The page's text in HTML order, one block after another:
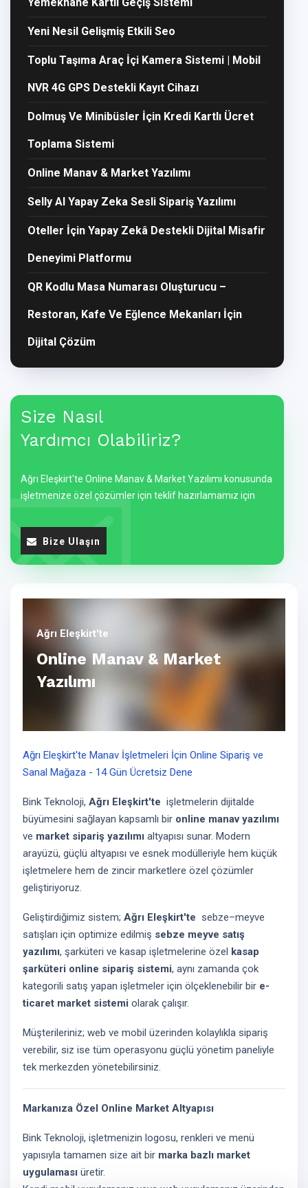
Yeni Nesil Gelişmiş Etkili Seo
Toplu Taşıma Araç İçi Kamera Sistemi | Mobil
NVR 4G GPS Destekli Kayıt Cihazı
Dolmuş Ve Minibüsler İçin Kredi Kartlı Ücret
Toplama Sistemi
Online Manav & Market Yazılımı
Selly AI Yapay Zeka Sesli Sipariş Yazılımı
Oteller İçin Yapay Zekâ Destekli Dijital Misafir
Deneyimi Platformu
QR Kodlu Masa Numarası Oluşturucu –
Restoran, Kafe Ve Eğlence Mekanları İçin
Dijital Çözüm
Size Nasıl
Yardımcı Olabiliriz?
Ağrı Eleşkirt'te Online Manav & Market Yazılımı konusunda
işletmenize özel çözümler için teklif hazırlamamız için
Bize Ulaşın
Ağrı Eleşkirt'te
Online Manav & Market
Yazılımı
Ağrı Eleşkirt'te Manav İşletmeleri İçin Online Sipariş ve
Sanal Mağaza - 14 Gün Ücretsiz Dene
Bink Teknoloji, Ağrı Eleşkirt'te işletmelerin dijitalde
büyümesini sağlayan kapsamlı bir online manav yazılımı
ve market sipariş yazılımı altyapısı sunar. Modern
arayüzü, güçlü altyapısı ve esnek modülleriyle hem küçük
işletmelere hem de zincir marketlere özel çözümler
geliştiriyoruz.
Geliştirdiğimiz sistem; Ağrı Eleşkirt'te sebze–meyve
satışları için optimize edilmiş sebze meyve satış
yazılımı, şarküteri ve kasap işletmelerine özel kasap
şarküteri online sipariş sistemi, aynı zamanda çok
kategorili satış yapan işletmeler için ölçeklenebilir bir e-
ticaret market sistemi olarak çalışır.
Müşterileriniz; web ve mobil üzerinden kolaylıkla sipariş
verebilir, siz ise tüm operasyonu güçlü yönetim paneliyle
tek merkezden yönetebilirsiniz.
Markanıza Özel Online Market Altyapısı
Bink Teknoloji, işletmenizin logosu, renkleri ve menü
yapısıyla tamamen size ait bir marka bazlı market
uygulaması üretir.